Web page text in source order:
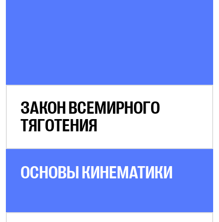
ЗАКОН ВСЕМИРНОГО
ТЯГОТЕНИЯ
ОСНОВЫ КИНЕМАТИКИ